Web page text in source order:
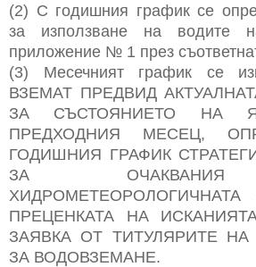
(2) С годишния график се
за използване на водите
приложение № 1 през
(3) Месечният график се
ВЗЕМАТ ПРЕДВИД
ЗА СЪСТОЯНИЕТО НА
ПРЕДХОДНИЯ МЕСЕЦ,
ГОДИШНИЯ ГРАФИК
ЗА ОЧАКВАНИЯ
ПРЕЦЕНКАТА НА
ЗАЯВКА ОТ ТИТУЛЯРИТЕ
ЗА ВОДОВЗЕМАНЕ.